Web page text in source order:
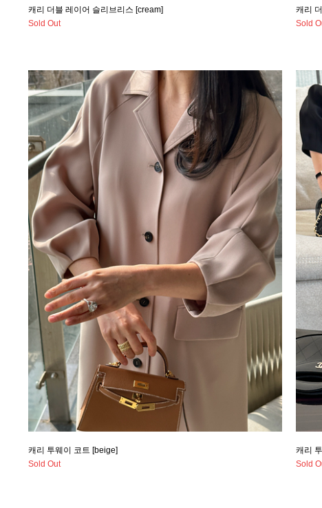
캐리 더블 레이어 슬리브리스 [cream]
Sold Out
캐리
Sold
캐리 투웨이 코트 [beige]
Sold Out
캐리
Sold